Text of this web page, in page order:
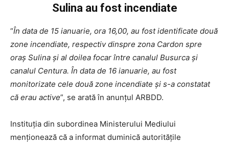
Sulina au fost incendiate
“În data de 15 ianuarie, ora 16,00, au fost identificate două
zone incendiate, respectiv dinspre zona Cardon spre
oraş Sulina şi al doilea focar între canalul Busurca şi
canalul Centura. În data de 16 ianuarie, au fost
monitorizate cele două zone incendiate şi s-a constatat
că erau active”, se arată în anunţul ARBDD.
Instituţia din subordinea Ministerului Mediului
menţionează că a informat duminică autorităţile